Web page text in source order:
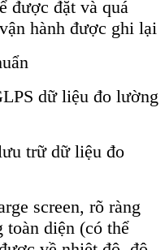
ể được đặt và quá
hành được ghi lại
dữ liệu đo lường
trữ dữ liệu đo
screen, rõ ràng
toàn diện (có thể